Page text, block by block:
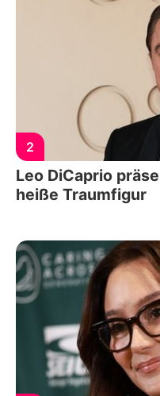
2
Leo DiCaprio
heiße Traumfigur